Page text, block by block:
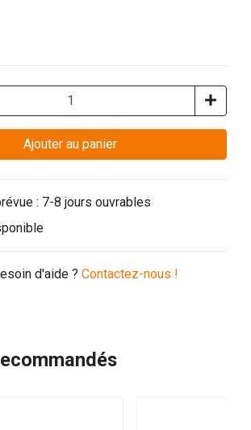
Ajouter au panier
: 7-8 jours ouvrables
d'aide ? Contactez-nous !